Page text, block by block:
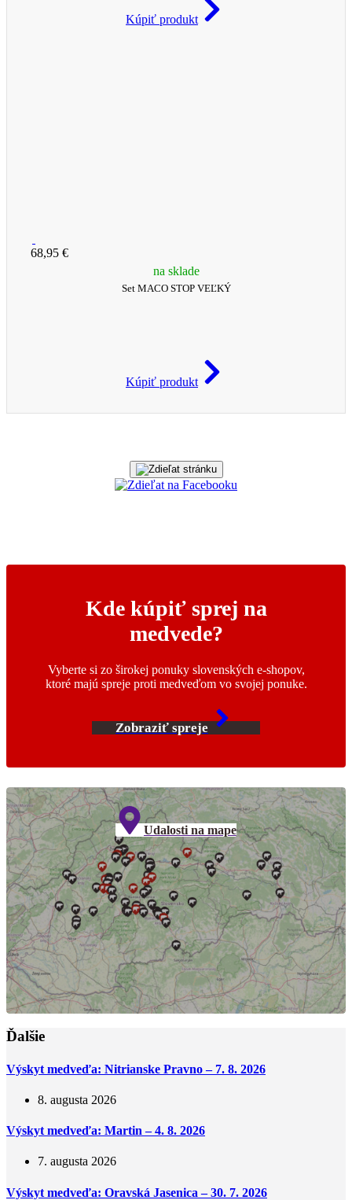
Kúpiť produkt
68,95 €
na sklade
Set MACO STOP VEĽKÝ
Kúpiť produkt
Kde kúpiť sprej na
medvede?
Vyberte si zo širokej ponuky slovenských e-shopov,
ktoré majú spreje proti medveďom vo svojej ponuke.
Zobraziť spreje
Udalosti na mape
Ďalšie
Výskyt medveďa: Nitrianske Pravno – 7. 8. 2026
8. augusta 2026
Výskyt medveďa: Martin – 4. 8. 2026
7. augusta 2026
Výskyt medveďa: Oravská Jasenica – 30. 7. 2026